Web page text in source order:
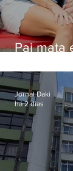
Pai mata
Jornal Daki
há 2 dias